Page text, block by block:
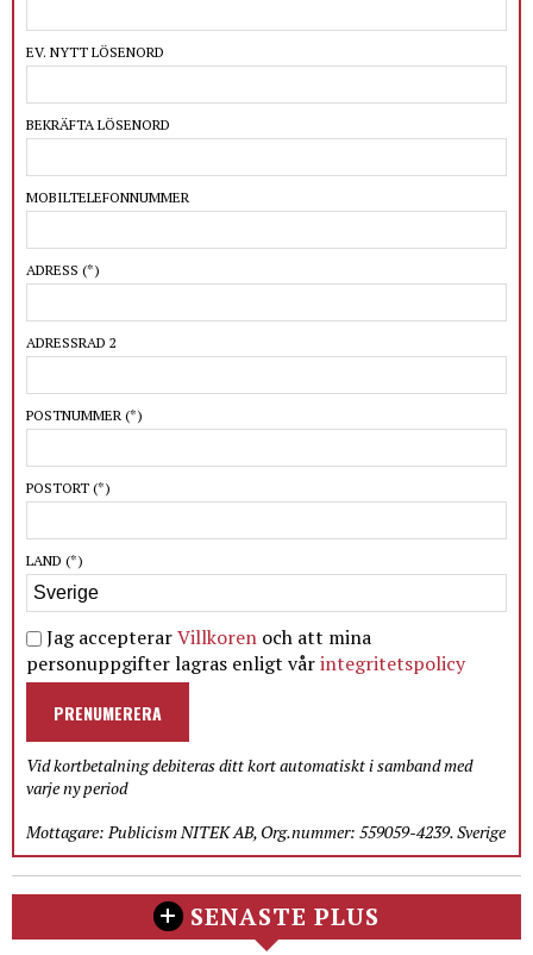
EV. NYTT LÖSENORD
BEKRÄFTA LÖSENORD
MOBILTELEFONNUMMER
ADRESS (*)
ADRESSRAD 2
POSTNUMMER (*)
POSTORT (*)
LAND (*)
Jag accepterarVillkoren och att mina
personuppgifter lagras enligt vårintegritetspolicy
PRENUMERERA
Vid kortbetalning debiteras ditt kort automatiskt i samband med
varje ny period
Mottagare: Publicism NITEK AB, Org.nummer: 559059-4239. Sverige
SENASTE PLUS